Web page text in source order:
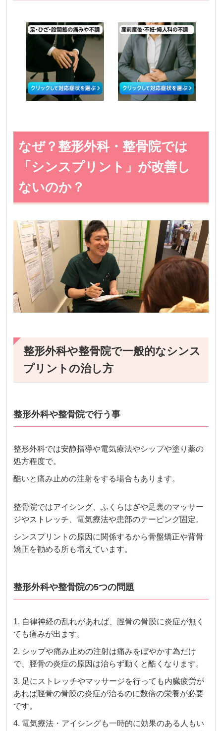
なぜ？整形外科・整骨院では
「シンスプリント」が改善し
ないのか？
整形外科や整骨院で一般的なシンス
プリントの治し方
整形外科や整骨院で行う事
整形外科では安静指導や電気療法やシップや塗り薬の
処方程度で。
酷いと痛み止めの注射をする場合もあります。
整骨院ではアイシング、ふくらはぎや足裏のマッサー
ジやストレッチ、電気療法や患部のテーピング固定。
シンスプリントの原因に関係するから骨盤矯正や背骨
矯正を勧める所も増えています。
整形外科や整骨院の5つの問題
1. 自律神経の乱れがあれば、脛骨の骨膜に炎症が無く
ても痛みが出ます。
2. シップや痛み止めの注射は痛みをぼやかす為だけ
で、脛骨の炎症の原因は治らず動くと酷くなります。
3. 足にストレッチやマッサージを行っても内臓疲労が
あれば脛骨の骨膜の炎症が治るのに数倍の栄養が必要
です。
4. 電気療法・アイシングも一時的に効果のある人もい